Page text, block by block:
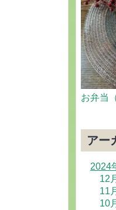
お弁当
アー
2024
12
11
10